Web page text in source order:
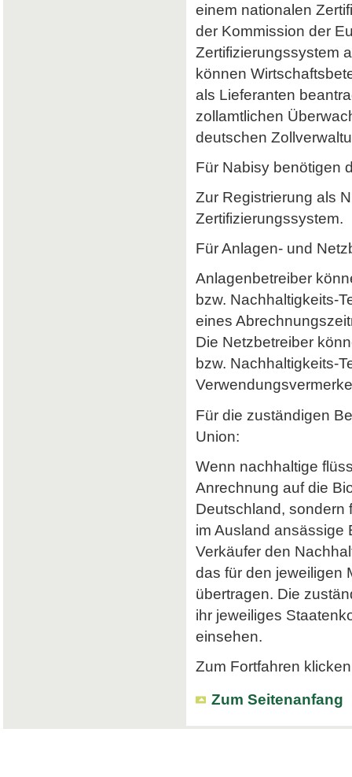
einem nationalen
der Kommission der
Zertifizierungssystem
können
als Lieferanten
zollamtlichen
deutschen
Für Nabisy benötigen
Zur Registrierung als
Zertifizierungssystem.
Für Anlagen- und
Anlagenbetreiber
bzw. Nachhaltigkeits-
eines
Die Netzbetreiber
bzw. Nachhaltigkeits-
Für die zuständigen
Union:
Wenn nachhaltige
Anrechnung auf die
Deutschland, sondern
im Ausland ansässige
Verkäufer den
das für den jeweiligen
übertragen. Die
ihr jeweiliges
einsehen.
Zum Fortfahren
Zum Seitenanfang